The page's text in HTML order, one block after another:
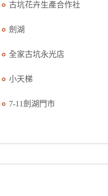
古坑花卉生產合作社
劍湖
全家古坑永光店
小天梯
7-11劍湖門市